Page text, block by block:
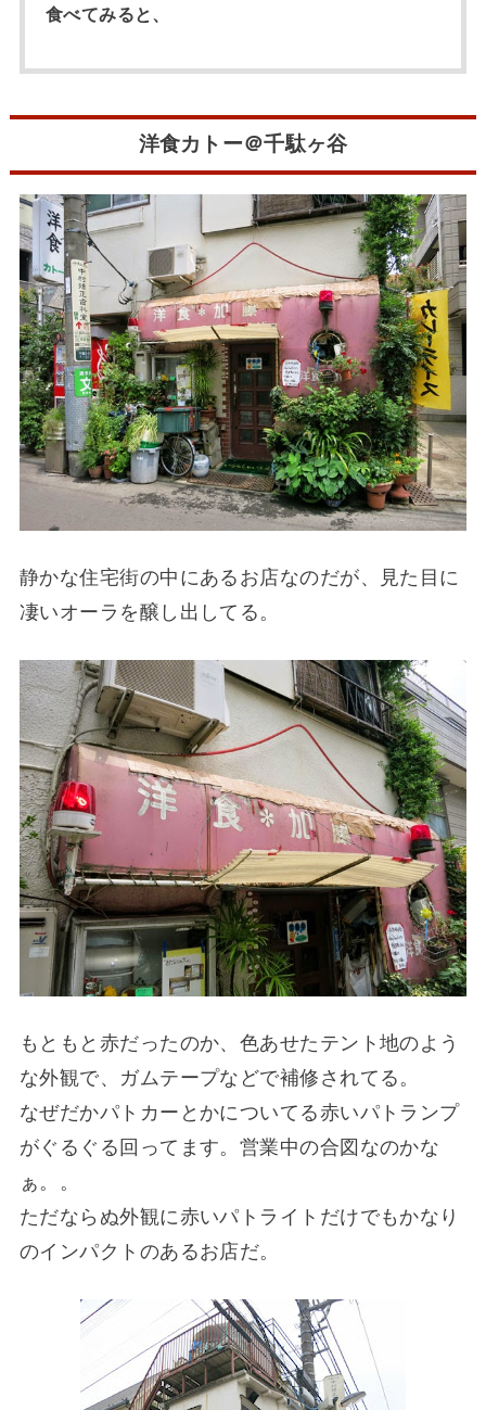
食べてみると、
洋食カトー＠千駄ヶ谷
静かな住宅街の中にあるお店なのだが、見た目に
凄いオーラを醸し出してる。
もともと赤だったのか、色あせたテント地のよう
な外観で、ガムテープなどで補修されてる。
なぜだかパトカーとかについてる赤いパトランプ
がぐるぐる回ってます。営業中の合図なのかな
ぁ。。
ただならぬ外観に赤いパトライトだけでもかなり
のインパクトのあるお店だ。